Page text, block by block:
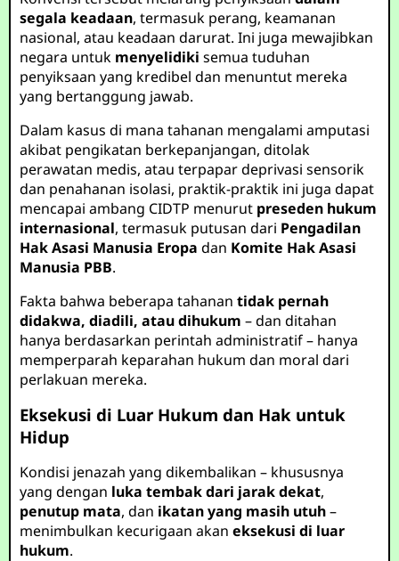
segala keadaan, termasuk perang, keamanan
nasional, atau keadaan darurat. Ini juga mewajibkan
negara untuk menyelidiki semua tuduhan
penyiksaan yang kredibel dan menuntut mereka
yang bertanggung jawab.
Dalam kasus di mana tahanan mengalami amputasi
akibat pengikatan berkepanjangan, ditolak
perawatan medis, atau terpapar deprivasi sensorik
dan penahanan isolasi, praktik-praktik ini juga dapat
mencapai ambang CIDTP menurut preseden hukum
internasional, termasuk putusan dari Pengadilan
Hak Asasi Manusia Eropa dan Komite Hak Asasi
Manusia PBB.
Fakta bahwa beberapa tahanantidak pernah
didakwa, diadili, atau dihukum – dan ditahan
hanya berdasarkan perintah administratif – hanya
memperparah keparahan hukum dan moral dari
perlakuan mereka.
Eksekusi di Luar Hukum dan Hak untuk
Hidup
Kondisi jenazah yang dikembalikan – khususnya
yang dengan luka tembak dari jarak dekat,
penutup mata, dan ikatan yang masih utuh–
menimbulkan kecurigaan akaneksekusi di luar
hukum.